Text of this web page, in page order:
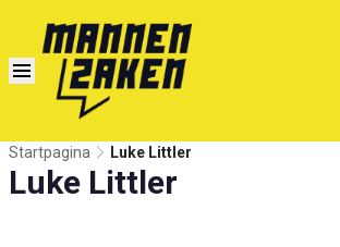
Startpagina Luke Littler
Luke Littler